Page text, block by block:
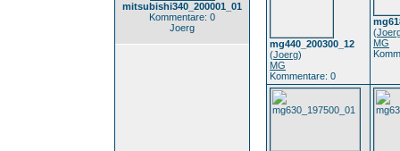
mitsubishi340_200001_01
Kommentare: 0
Joerg
mg440_200300_12
(Joerg)
MG
Kommentare: 0
(
MG